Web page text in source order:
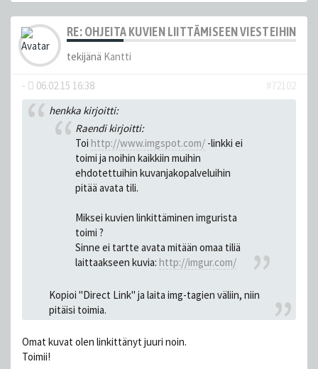
RE: OHJEITA KUVIEN LIITTÄMISEEN VIESTEIHIN
tekijänä Kantti
- 06.02.15 16:38
#72102
henkka kirjoitti:
Raendi kirjoitti:
Toi http://www.imgspot.com/ -linkki ei
toimi ja noihin kaikkiin muihin
ehdotettuihin kuvanjakopalveluihin
pitää avata tili.
Miksei kuvien linkittäminen imgurista
toimi ?
Sinne ei tartte avata mitään omaa tiliä
laittaakseen kuvia: http://imgur.com/
Kopioi "Direct Link" ja laita img-tagien väliin, niin
pitäisi toimia.
Omat kuvat olen linkittänyt juuri noin.
Toimii!